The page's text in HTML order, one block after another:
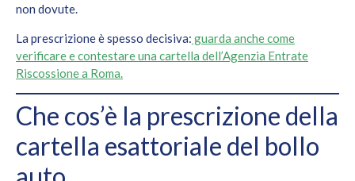
non dovute.
La prescrizione è spesso decisiva: guarda anche come
verificare e contestare una cartella dell’Agenzia Entrate
Riscossione a Roma.
Che cos’è la prescrizione della
cartella esattoriale del bollo